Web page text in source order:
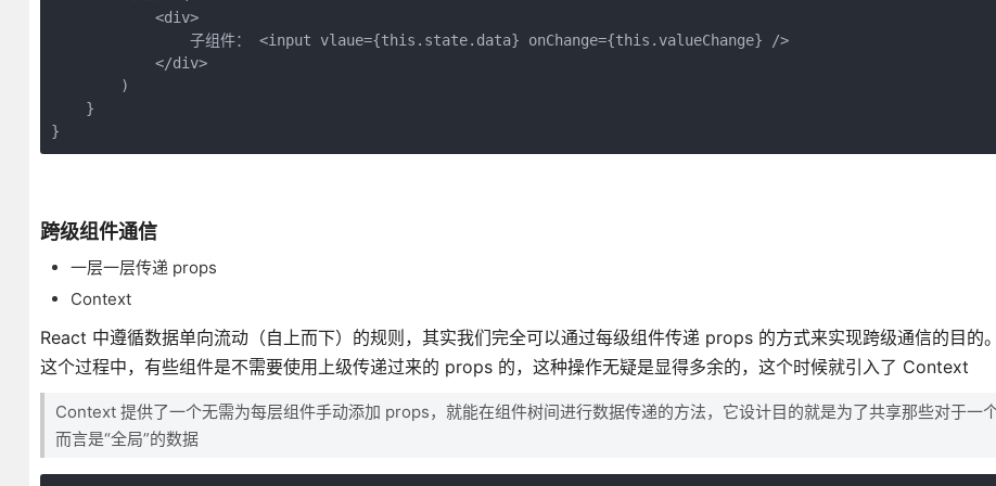
            <div>
                子组件： <input vlaue={this.state.data} onChange={this.valueChange} />
            </div>
        )
    }
}
跨级组件通信
一层一层传递 props
Context
React 中遵循数据单向流动（自上而下）的规则，其实我们完全可以通过每级组件传递 props 的方式来实现跨级通信的目的
这个过程中，有些组件是不需要使用上级传递过来的 props 的，这种操作无疑是显得多余的，这个时候就引入了 Context
Context 提供了一个无需为每层组件手动添加 props，就能在组件树间进行数据传递的方法，它设计目的就是为了共享那些对于一
而言是“全局”的数据